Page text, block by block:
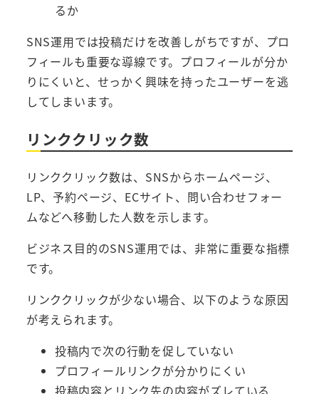
るか
SNS運用では投稿だけを改善しがちですが、プロ
フィールも重要な導線です。プロフィールが分か
りにくいと、せっかく興味を持ったユーザーを逃
してしまいます。
リンククリック数
リンククリック数は、SNSからホームページ、
LP、予約ページ、ECサイト、問い合わせフォー
ムなどへ移動した人数を示します。
ビジネス目的のSNS運用では、非常に重要な指標
です。
リンククリックが少ない場合、以下のような原因
が考えられます。
投稿内で次の行動を促していない
プロフィールリンクが分かりにくい
投稿内容とリンク先の内容がズレている